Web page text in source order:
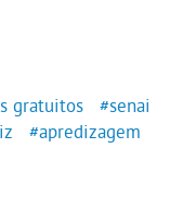
gratuitos
#senai
#apredizagem